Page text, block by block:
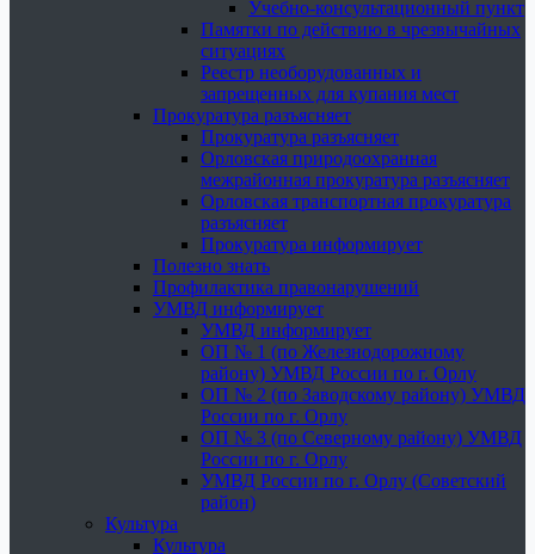
Учебно-консультационный пункт
Памятки по действию в чрезвычайных
ситуациях
Реестр необорудованных и
запрещенных для купания мест
Прокуратура разъясняет
Прокуратура разъясняет
Орловская природоохранная
межрайонная прокуратура разъясняет
Орловская транспортная прокуратура
разъясняет
Прокуратура информирует
Полезно знать
Профилактика правонарушений
УМВД информирует
УМВД информирует
ОП № 1 (по Железнодорожному
району) УМВД России по г. Орлу
ОП № 2 (по Заводскому району) УМВД
России по г. Орлу
ОП № 3 (по Северному району) УМВД
России по г. Орлу
УМВД России по г. Орлу (Советский
район)
Культура
Культура